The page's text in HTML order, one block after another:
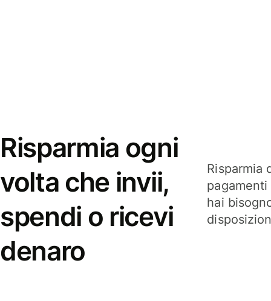
Risparmia ogni
volta che invii,
spendi o ricevi
denaro
Risparmia
hai